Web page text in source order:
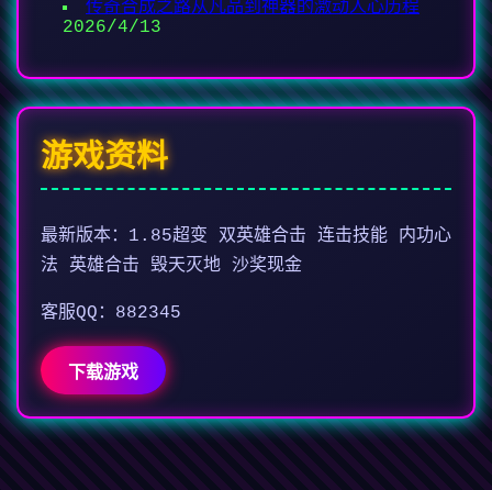
传奇合成之路从凡品到神器的激动人心历程
2026/4/13
游戏资料
最新版本：1.85超变 双英雄合击 连击技能 内功心
法 英雄合击 毁天灭地 沙奖现金
客服QQ：882345
下载游戏